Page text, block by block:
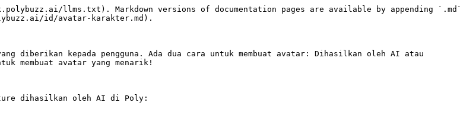
llms.txt). Markdown versions of documentation pages are available by appending `.md`
id/avatar-karakter.md).
diberikan kepada pengguna. Ada dua cara untuk membuat avatar: Dihasilkan oleh AI atau
membuat avatar yang menarik!
dihasilkan oleh AI di Poly: